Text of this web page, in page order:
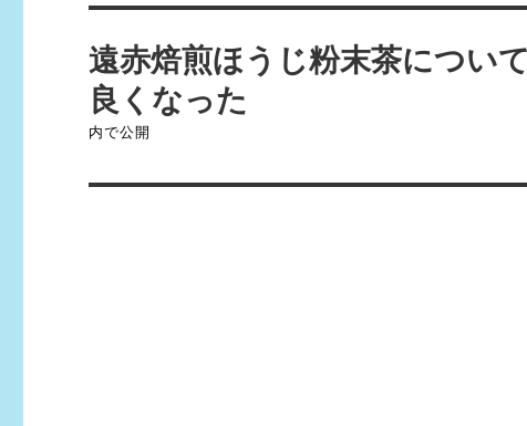
稿
ナ
遠赤焙煎ほうじ粉末茶につい
良くなった
内で公開